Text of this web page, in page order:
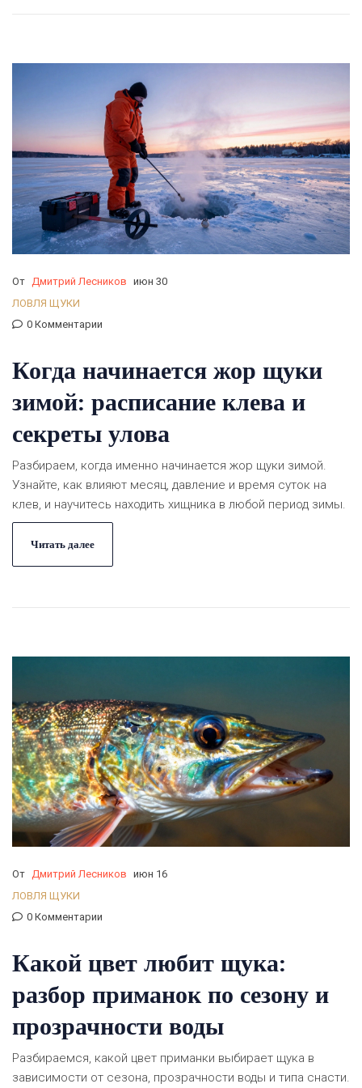
От Дмитрий Лесников июн 30
ЛОВЛЯ ЩУКИ
0 Комментарии
Когда начинается жор щуки
зимой: расписание клева и
секреты улова
Разбираем, когда именно начинается жор щуки зимой.
Узнайте, как влияют месяц, давление и время суток на
клев, и научитесь находить хищника в любой период зимы.
Читать далее
От Дмитрий Лесников июн 16
ЛОВЛЯ ЩУКИ
0 Комментарии
Какой цвет любит щука:
разбор приманок по сезону и
прозрачности воды
Разбираемся, какой цвет приманки выбирает щука в
зависимости от сезона, прозрачности воды и типа снасти.